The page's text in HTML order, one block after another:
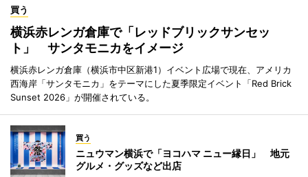
買う
横浜赤レンガ倉庫で「レッドブリックサンセッ
ト」 サンタモニカをイメージ
横浜赤レンガ倉庫（横浜市中区新港1）イベント広場で現在、アメリカ
西海岸「サンタモニカ」をテーマにした夏季限定イベント「Red Brick
Sunset 2026」が開催されている。
買う
ニュウマン横浜で「ヨコハマ ニュー縁日」 地元
グルメ・グッズなど出店